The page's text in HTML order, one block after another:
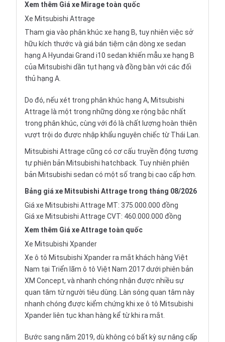
Xem thêm Giá xe Mirage toàn quốc
Xe Mitsubishi Attrage
Tham gia vào phân khúc xe hạng B, tuy nhiên việc sở
hữu kích thước và giá bán tiệm cận dòng xe sedan
hạng A Hyundai Grand i10 sedan khiến mẫu xe hạng B
của Mitsubishi dần tụt hạng và đồng bàn với các đối
thủ hạng A.
Do đó, nếu xét trong phân khúc hạng A, Mitsubishi
Attrage là một trong những dòng xe rộng bậc nhất
trong phân khúc, cùng với đó là chất lượng hoàn thiện
vượt trội do được nhập khẩu nguyên chiếc từ Thái Lan.
Mitsubishi Attrage cũng có cơ cấu truyền động tương
tự phiên bản Mitsubishi hatchback . Tuy nhiên phiên
bản Mitsubishi sedan có một số trang bị cao cấp hơn.
Bảng giá xe Mitsubishi Attrage trong tháng 08/2026
Giá xe Mitsubishi Attrage MT: 375.000.000 đồng
Giá xe Mitsubishi Attrage CVT: 460.000.000 đồng
Xem thêm Giá xe Attrage toàn quốc
Xe Mitsubishi Xpander
Xe ô tô Mitsubishi Xpander ra mắt khách hàng Việt
Nam tại Triển lãm ô tô Việt Nam 2017 dưới phiên bản
XM Concept, và nhanh chóng nhận được nhiều sự
quan tâm từ người tiêu dùng. Làn sóng quan tâm này
nhanh chóng được kiểm chứng khi xe ô tô Mitsubishi
Xpander liên tục khan hàng kể từ khi ra mắt.
Bước sang năm 2019, dù không có bất kỳ sự nâng cấp